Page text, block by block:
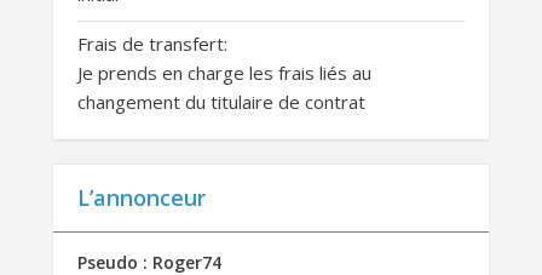
Frais de transfert:
Je prends en charge les frais liés au
changement du titulaire de contrat
L’annonceur
Pseudo : Roger74